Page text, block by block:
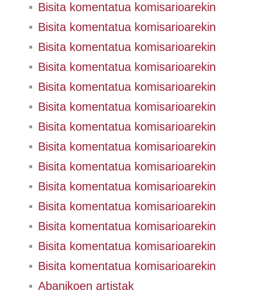
Bisita komentatua komisarioarekin
Bisita komentatua komisarioarekin
Bisita komentatua komisarioarekin
Bisita komentatua komisarioarekin
Bisita komentatua komisarioarekin
Bisita komentatua komisarioarekin
Bisita komentatua komisarioarekin
Bisita komentatua komisarioarekin
Bisita komentatua komisarioarekin
Bisita komentatua komisarioarekin
Bisita komentatua komisarioarekin
Bisita komentatua komisarioarekin
Bisita komentatua komisarioarekin
Bisita komentatua komisarioarekin
Abanikoen artistak